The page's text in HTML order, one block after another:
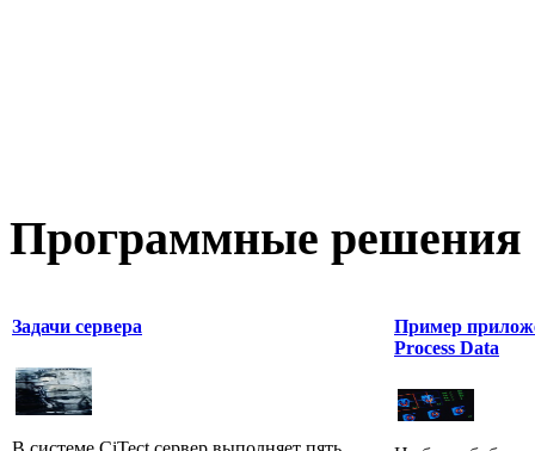
Программные решения
Задачи сервера
Пример
Process Data